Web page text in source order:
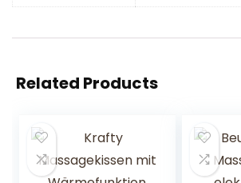
Related Products